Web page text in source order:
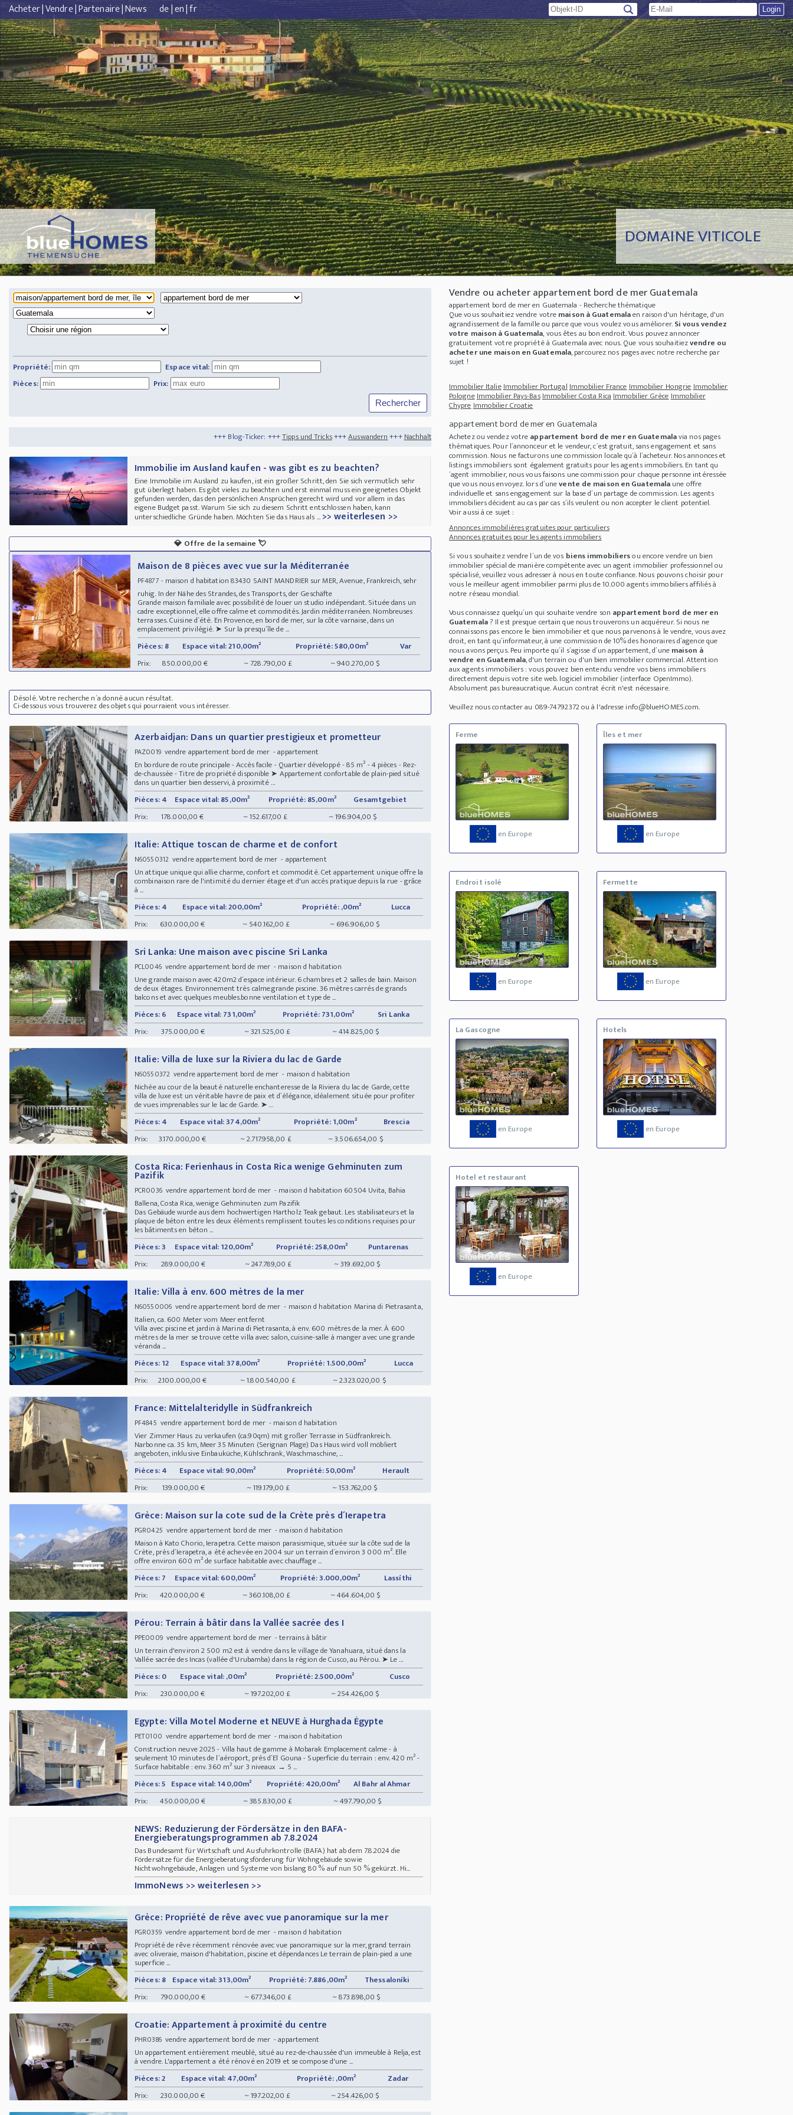
Acheter|Vendre|Partenaire|News de|en|fr
DOMAINE VITICOLE
Propriété:
Espace vital:
Pièces:
Prix:
+++ Blog-Ticker: +++Tipps und Tricks+++Auswandern+++Nachhaltigkeit+++Virtuelle Immobilienbesichtigungen - Der Zukunftstrend+++Origami - Die Kunst des Papierfaltens+++
Immobilie im Ausland kaufen - was gibt es zu beachten?
Eine Immobilie im Ausland zu kaufen, ist ein großer Schritt, den Sie sich vermutlich sehr
gut überlegt haben. Es gibt vieles zu beachten und erst einmal muss ein geeignetes Objekt
gefunden werden, das den persönlichen Ansprüchen gerecht wird und vor allem in das
eigene Budget passt. Warum Sie sich zu diesem Schritt entschlossen haben, kann
unterschiedliche Gründe haben. Möchten Sie das Haus als ...>> weiterlesen >>
💎 Offre de la semaine 💘
Maison de 8 pièces avec vue sur la Méditerranée
PF4877 - maison d habitation 83430 SAINT MANDRIER sur MER, Avenue, Frankreich, sehr
ruhig. In der Nähe des Strandes, des Transports, der Geschäfte
Grande maison familiale avec possibilité de louer un studio indépendant. Située dans un
cadre exceptionnel, elle offre calme et commodités. Jardin méditerranéen. Nombreuses
terrasses. Cuisine d´été. En Provence, en bord de mer, sur la côte varnaise, dans un
emplacement privilégié. ➤ Sur la presqu´île de ...
Pièces: 8
Espace vital: 210,00m² Propriété: 580,00m²
Var
Prix:
850.000,00 € ~ 728.790,00 £ ~ 940.270,00 $
Désolé. Votre recherche n´a donné aucun résultat.
Ci-dessous vous trouverez des objets qui pourraient vous intéresser.
Azerbaidjan: Dans un quartier prestigieux et prometteur
PAZ0019vendre appartement bord de mer - appartement
En bordure de route principale - Accès facile - Quartier développé - 85 m² - 4 pièces - Rez-
de-chaussée - Titre de propriété disponible ➤ Appartement confortable de plain-pied situé
dans un quartier bien desservi, à proximité ...
Pièces: 4
Espace vital: 85,00m² Propriété: 85,00m²
Gesamtgebiet
Prix:
178.000,00 € ~ 152.617,00 £ ~ 196.904,00 $
Italie: Attique toscan de charme et de confort
N60550312vendre appartement bord de mer - appartement
Un attique unique qui allie charme, confort et commodité. Cet appartement unique offre la
combinaison rare de l'intimité du dernier étage et d'un accès pratique depuis la rue - grâce
à ...
Pièces: 4
Espace vital: 200,00m² Propriété: ,00m²
Lucca
Prix:
630.000,00 € ~ 540.162,00 £ ~ 696.906,00 $
Sri Lanka: Une maison avec piscine Sri Lanka
PCL0046vendre appartement bord de mer - maison d habitation
Une grande maison avec 420m2 d´espace intérieur. 6 chambres et 2 salles de bain. Maison
de deux étages. Environnement très calme.grande piscine. 36 mètres carrés de grands
balcons et avec quelques meubles.bonne ventilation et type de ...
Pièces: 6
Espace vital: 731,00m² Propriété: 731,00m²
Sri Lanka
Prix:
375.000,00 € ~ 321.525,00 £ ~ 414.825,00 $
Italie: Villa de luxe sur la Riviera du lac de Garde
N60550372vendre appartement bord de mer - maison d habitation
Nichée au cour de la beauté naturelle enchanteresse de la Riviera du lac de Garde, cette
villa de luxe est un véritable havre de paix et d´élégance, idéalement située pour profiter
de vues imprenables sur le lac de Garde. ➤ ...
Pièces: 4
Espace vital: 374,00m² Propriété: 1,00m²
Brescia
Prix:
3.170.000,00 € ~ 2.717.958,00 £ ~ 3.506.654,00 $
Costa Rica: Ferienhaus in Costa Rica wenige Gehminuten zum
Pazifik
PCR0036vendre appartement bord de mer - maison d habitation 60504 Uvita, Bahia
Ballena, Costa Rica, wenige Gehminuten zum Pazifik
Das Gebäude wurde aus dem hochwertigen Hartholz Teak gebaut. Les stabilisateurs et la
plaque de béton entre les deux éléments remplissent toutes les conditions requises pour
les bâtiments en béton ...
Pièces: 3
Espace vital: 120,00m² Propriété: 258,00m²
Puntarenas
Prix:
289.000,00 € ~ 247.789,00 £ ~ 319.692,00 $
Italie: Villa à env. 600 mètres de la mer
N60550006vendre appartement bord de mer - maison d habitation Marina di Pietrasanta,
Italien, ca. 600 Meter vom Meer entfernt
Villa avec piscine et jardin à Marina di Pietrasanta, à env. 600 mètres de la mer. À 600
mètres de la mer se trouve cette villa avec salon, cuisine-salle à manger avec une grande
véranda ...
Pièces: 12
Espace vital: 378,00m² Propriété: 1.500,00m²
Lucca
Prix:
2.100.000,00 € ~ 1.800.540,00 £ ~ 2.323.020,00 $
France: Mittelalteridylle in Südfrankreich
PF4845 vendre appartement bord de mer - maison d habitation
Vier Zimmer Haus zu verkaufen (ca.90qm) mit großer Terrasse in Südfrankreich.
Narbonne ca. 35 km, Meer 35 Minuten (Serignan Plage) Das Haus wird voll möbliert
angeboten, inklusive Einbauküche, Kühlschrank, Waschmaschine, ...
Pièces: 4
Espace vital: 90,00m² Propriété: 50,00m²
Herault
Prix:
139.000,00 € ~ 119.179,00 £ ~ 153.762,00 $
Grèce: Maison sur la cote sud de la Crète près d´Ierapetra
PGR0425 vendre appartement bord de mer - maison d habitation
Maison à Kato Chorio, Ierapetra. Cette maison parasismique, située sur la côte sud de la
Crète, près d´Ierapetra, a été achevée en 2004 sur un terrain d´environ 3 000 m². Elle
offre environ 600 m² de surface habitable avec chauffage ...
Pièces: 7
Espace vital: 600,00m² Propriété: 3.000,00m²
Lassíthi
Prix:
420.000,00 € ~ 360.108,00 £ ~ 464.604,00 $
Pérou: Terrain à bâtir dans la Vallée sacrée des I
PPE0009vendre appartement bord de mer - terrains à bâtir
Un terrain d'environ 2 500 m2 est à vendre dans le village de Yanahuara, situé dans la
Vallée sacrée des Incas (vallée d'Urubamba) dans la région de Cusco, au Pérou. ➤ Le ...
Pièces: 0
Espace vital: ,00m² Propriété: 2.500,00m²
Cusco
Prix:
230.000,00 € ~ 197.202,00 £ ~ 254.426,00 $
Egypte: Villa Motel Moderne et NEUVE à Hurghada Égypte
PET0100 vendre appartement bord de mer - maison d habitation
Construction neuve 2025 - Villa haut de gamme à Mobarak Emplacement calme - à
seulement 10 minutes de l´aéroport, près d´El Gouna - Superficie du terrain : env. 420 m² -
Surface habitable : env. 360 m² sur 3 niveaux → 5 ...
Pièces: 5 Espace vital: 140,00m² Propriété: 420,00m²
Al Bahr al Ahmar
Prix:
450.000,00 € ~ 385.830,00 £ ~ 497.790,00 $
NEWS: Reduzierung der Fördersätze in den BAFA-
Energieberatungsprogrammen ab 7.8.2024
Das Bundesamt für Wirtschaft und Ausfuhrkontrolle (BAFA) hat ab dem 7.8.2024 die
Fördersätze für die Energieberatungsförderung für Wohngebäude sowie
Nichtwohngebäude, Anlagen und Systeme von bislang 80 % auf nun 50 % gekürzt. Hi...
ImmoNews >> weiterlesen >>
Grèce: Propriété de rêve avec vue panoramique sur la mer
PGR0359vendre appartement bord de mer - maison d habitation
Propriété de rêve récemment rénovée avec vue panoramique sur la mer, grand terrain
avec oliveraie, maison d'habitation, piscine et dépendances Le terrain de plain-pied a une
superficie ...
Pièces: 8 Espace vital: 313,00m² Propriété: 7.886,00m²
Thessaloníki
Prix:
790.000,00 € ~ 677.346,00 £ ~ 873.898,00 $
Croatie: Appartement à proximité du centre
PHR0386vendre appartement bord de mer - appartement
Un appartement entièrement meublé, situé au rez-de-chaussée d'un immeuble à Relja, est
à vendre. L'appartement a été rénové en 2019 et se compose d'une ...
Pièces: 2
Espace vital: 47,00m² Propriété: ,00m²
Zadar
Prix:
230.000,00 € ~ 197.202,00 £ ~ 254.426,00 $
Vendre ou acheter appartement bord de mer Guatemala
appartement bord de mer en Guatemala - Recherche thématique
Que vous souhaitiez vendre votremaison à Guatemalaen raison d'un héritage, d'un
agrandissement de la famille ou parce que vous voulez vous améliorer.Si vous vendez
votre maison à Guatemala, vous êtes au bon endroit. Vous pouvez annoncer
gratuitement votrepropriété à Guatemalaavec nous. Que vous souhaitiezvendre ou
acheter une maison en Guatemala, parcourez nos pages avec notre recherche par
sujet !
Immobilier ItalieImmobilier PortugalImmobilier FranceImmobilier HongrieImmobilier
PologneImmobilier Pays-BasImmobilier Costa RicaImmobilier GrèceImmobilier
ChypreImmobilier Croatie
appartement bord de mer en Guatemala
Achetez ou vendez votreappartement bord de mer en Guatemalavia nos pages
thématiques. Pour l´annonceur et le vendeur, c´est gratuit, sans engagement et sans
commission. Nous ne facturons une commission locale qu´à l´acheteur. Nos annonces et
listings immobiliers sont également gratuits pour les agents immobiliers. En tant qu
´agent immobilier, nous vous faisons une commission pour chaque personne intéressée
que vous nous envoyez. lors d´unevente de maison en Guatemalaune offre
individuelle et sans engagement sur la base d´un partage de commission. Les agents
immobiliers décident au cas par cas s´ils veulent ou non accepter le client potentiel.
Voir aussi à ce sujet :
Annonces immobilières gratuites pour particuliers
Annonces gratuites pour les agents immobiliers
Si vous souhaitez vendre l´un de vos biens immobiliersou encore vendre un bien
immobilier spécial de manière compétente avec un agent immobilier professionnel ou
spécialisé, veuillez vous adresser à nous en toute confiance. Nous pouvons choisir pour
vous le meilleur agent immobilier parmi plus de 10.000 agents immobiliers affiliés à
notre réseau mondial.
Vous connaissez quelqu´un qui souhaite vendre son appartement bord de mer en
Guatemala? Il est presque certain que nous trouverons un acquéreur. Si nous ne
connaissons pas encore le bien immobilier et que nous parvenons à le vendre, vous avez
droit, en tant qu´informateur, à une commission de 10% des honoraires d´agence que
nous avons perçus. Peu importe qu´il s´agisse d´un appartement, d´unemaison à
vendre en Guatemala, d'un terrain ou d'un bien immobilier commercial. Attention
aux agents immobiliers : vous pouvez bien entendu vendre vos biens immobiliers
directement depuis votre site web. logiciel immobilier (interface OpenImmo).
Absolument pas bureaucratique. Aucun contrat écrit n'est nécessaire.
Veuillez nous contacter au 089-74792372 ou à l'adresse info@blueHOMES.com.
Ferme
en Europe
Îles et mer
en Europe
Endroit isolé
en Europe
Fermette
en Europe
La Gascogne
en Europe
Hotels
en Europe
Hotel et restaurant
en Europe